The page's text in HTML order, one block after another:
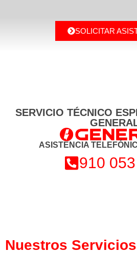
SOLICITAR
SERVICIO TÉCNICO
ASISTENCIA
910
Nuestros Servicios